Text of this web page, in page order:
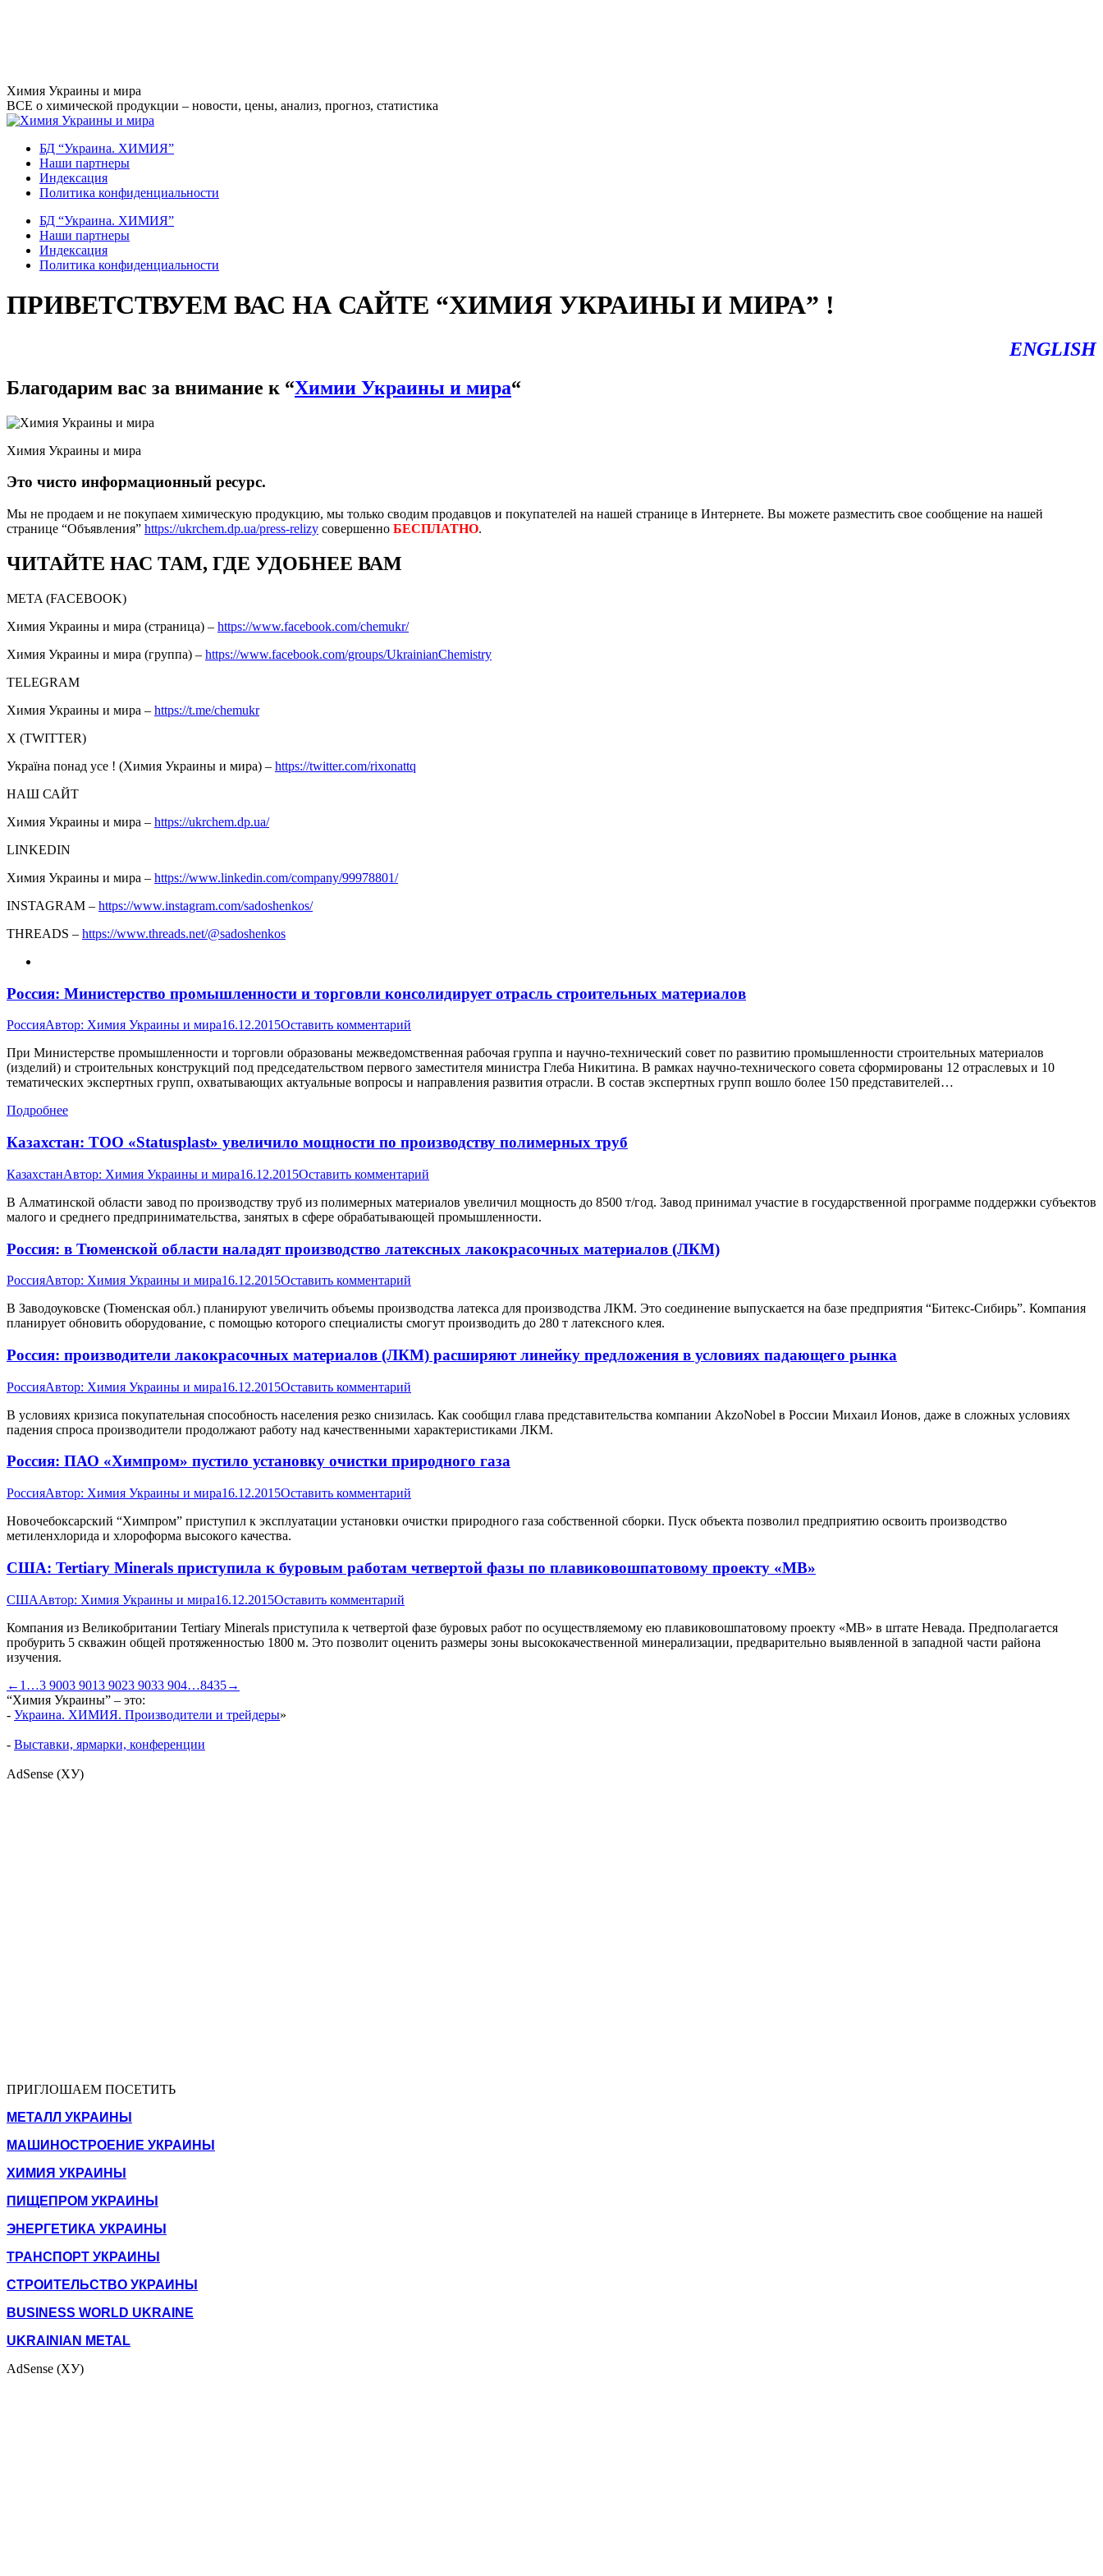
Перейти
к
содержанию
Химия Украины и мира
ВСЕ о химической продукции – новости, цены, анализ, прогноз, статистика
БД “Украина. ХИМИЯ”
Наши партнеры
Индексация
Политика конфиденциальности
БД “Украина. ХИМИЯ”
Наши партнеры
Индексация
Политика конфиденциальности
ПРИВЕТСТВУЕМ ВАС НА САЙТЕ “ХИМИЯ УКРАИНЫ И МИРА” !
ENGLISH
Благодарим вас за внимание к “Химии Украины и мира“
Химия Украины и мира
Это чисто информационный ресурс.
Мы не продаем и не покупаем химическую продукцию, мы только сводим продавцов и покупателей на нашей странице в Интернете. Вы можете разместить свое сообщение на нашей
странице “Объявления” https://ukrchem.dp.ua/press-relizy совершенно БЕСПЛАТНО.
ЧИТАЙТЕ НАС ТАМ, ГДЕ УДОБНЕЕ ВАМ
META (FACEBOOK)
Химия Украины и мира (страница) – https://www.facebook.com/chemukr/
Химия Украины и мира (группа) – https://www.facebook.com/groups/UkrainianChemistry
TELEGRAM
Химия Украины и мира – https://t.me/chemukr
Х (TWITTER)
Україна понад усе ! (Химия Украины и мира) – https://twitter.com/rixonattq
НАШ САЙТ
Химия Украины и мира – https://ukrchem.dp.ua/
LINKEDIN
Химия Украины и мира – https://www.linkedin.com/company/99978801/
INSTAGRAM – https://www.instagram.com/sadoshenkos/
THREADS – https://www.threads.net/@sadoshenkos
Россия: Министерство промышленности и торговли консолидирует отрасль строительных материалов
РоссияАвтор: Химия Украины и мира16.12.2015Оставить комментарий
При Министерстве промышленности и торговли образованы межведомственная рабочая группа и научно-технический совет по развитию промышленности строительных материалов
(изделий) и строительных конструкций под председательством первого заместителя министра Глеба Никитина. В рамках научно-технического совета сформированы 12 отраслевых и 10
тематических экспертных групп, охватывающих актуальные вопросы и направления развития отрасли. В состав экспертных групп вошло более 150 представителей…
Подробнее
Казахстан: ТОО «Statusplast» увеличило мощности по производству полимерных труб
КазахстанАвтор: Химия Украины и мира16.12.2015Оставить комментарий
В Алматинской области завод по производству труб из полимерных материалов увеличил мощность до 8500 т/год. Завод принимал участие в государственной программе поддержки субъектов
малого и среднего предпринимательства, занятых в сфере обрабатывающей промышленности.
Россия: в Тюменской области наладят производство латексных лакокрасочных материалов (ЛКМ)
РоссияАвтор: Химия Украины и мира16.12.2015Оставить комментарий
В Заводоуковске (Тюменская обл.) планируют увеличить объемы производства латекса для производства ЛКМ. Это соединение выпускается на базе предприятия “Битекс-Сибирь”. Компания
планирует обновить оборудование, с помощью которого специалисты смогут производить до 280 т латексного клея.
Россия: производители лакокрасочных материалов (ЛКМ) расширяют линейку предложения в условиях падающего рынка
РоссияАвтор: Химия Украины и мира16.12.2015Оставить комментарий
В условиях кризиса покупательная способность населения резко снизилась. Как сообщил глава представительства компании AkzoNobel в России Михаил Ионов, даже в сложных условиях
падения спроса производители продолжают работу над качественными характеристиками ЛКМ.
Россия: ПАО «Химпром» пустило установку очистки природного газа
РоссияАвтор: Химия Украины и мира16.12.2015Оставить комментарий
Новочебоксарский “Химпром” приступил к эксплуатации установки очистки природного газа собственной сборки. Пуск объекта позволил предприятию освоить производство
метиленхлорида и хлороформа высокого качества.
США: Tertiary Minerals приступила к буровым работам четвертой фазы по плавиковошпатовому проекту «MB»
СШААвтор: Химия Украины и мира16.12.2015Оставить комментарий
Компания из Великобритании Tertiary Minerals приступила к четвертой фазе буровых работ по осуществляемому ею плавиковошпатовому проекту «MB» в штате Невада. Предполагается
пробурить 5 скважин общей протяженностью 1800 м. Это позволит оценить размеры зоны высококачественной минерализации, предварительно выявленной в западной части района
изучения.
← 1 …3 9003 9013 9023 9033 904…8435→
“Химия Украины” – это:
- Украина. ХИМИЯ. Производители и трейдеры»
- Выставки, ярмарки, конференции
AdSense (ХУ)
ПРИГЛОШАЕМ ПОСЕТИТЬ
МЕТАЛЛ УКРАИНЫ
МАШИНОСТРОЕНИЕ УКРАИНЫ
ХИМИЯ УКРАИНЫ
ПИЩЕПРОМ УКРАИНЫ
ЭНЕРГЕТИКА УКРАИНЫ
ТРАНСПОРТ УКРАИНЫ
СТРОИТЕЛЬСТВО УКРАИНЫ
BUSINESS WORLD UKRAINE
UKRAINIAN METAL
AdSense (ХУ)